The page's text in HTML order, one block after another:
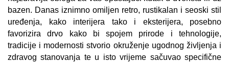
bazen. Danas iznimno omiljen retro, rustikalan i seoski stil
uređenja, kako interijera tako i eksterijera, posebno
favorizira drvo kako bi spojem prirode i tehnologije,
tradicije i modernosti stvorio okruženje ugodnog življenja i
zdravog stanovanja te u isto vrijeme sačuvao specifične